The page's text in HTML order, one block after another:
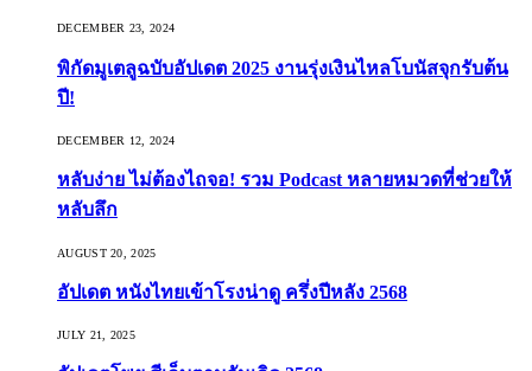
DECEMBER 23, 2024
พิกัดมูเตลูฉบับอัปเดต 2025 งานรุ่งเงินไหลโบนัสจุกรับต้น
ปี!
DECEMBER 12, 2024
หลับง่าย ไม่ต้องไถจอ! รวม Podcast หลายหมวดที่ช่วยให้
หลับลึก
AUGUST 20, 2025
อัปเดต หนังไทยเข้าโรงน่าดู ครึ่งปีหลัง 2568
JULY 21, 2025